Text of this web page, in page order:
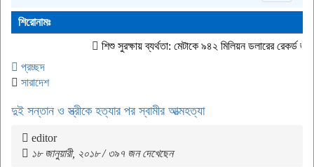
শিরোনামঃ
শিশু সুরক্ষায় ব্যর্থতা: মেটাকে ৯৪২ মিলিয়ন ডলারের রেকর্ড জরিমানা নিউ
প্রচ্ছদ
সারাদেশ
দুই সন্তান ও স্ত্রীকে হত্যার পর স্বামীর আত্মহত্যা
editor
১৮ জানুয়ারী, ২০১৮ / ৩৯৭ জন দেখেছেন